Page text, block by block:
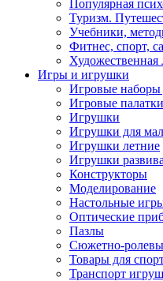
Популярная
Туризм.
Учебники,
Фитнес, спорт,
Художественная
Игры и игрушки
Игровые наборы
Игровые
Игрушки
Игрушки для
Игрушки летние
Игрушки
Конструкторы
Моделирование
Настольные
Оптические
Пазлы
Сюжетно-
Товары для
Транспорт